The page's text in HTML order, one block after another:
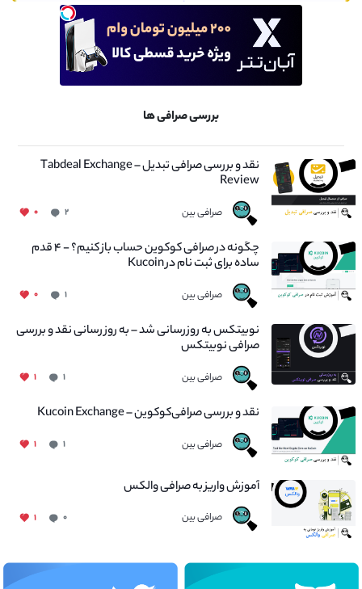
بررسی صرافی ها
نقد و بررسی صرافی تبدیل – Tabdeal Exchange
Review
صرافی بین ۲ ۰
چگونه در صرافی کوکوین حساب باز کنیم؟ - ۴ قدم
ساده برای ثبت نام در Kucoin
صرافی بین ۱ ۰
نوبیتکس به روزرسانی شد – به روز رسانی نقد و بررسی
صرافی نوبیتکس
صرافی بین ۱ ۱
نقد و بررسی صرافی‌کوکوین – Kucoin Exchange
صرافی بین ۱ ۱
آموزش واریز به صرافی والکس
صرافی بین ۰ ۱